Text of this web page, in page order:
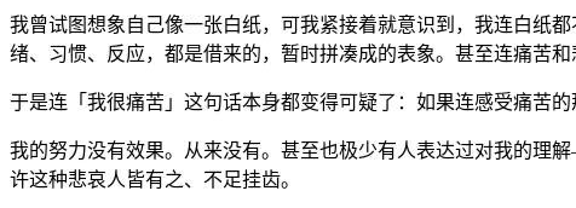
我曾试图想象自己像一张白纸，可我紧接着就意识到，我连白纸
绪、习惯、反应，都是借来的，暂时拼凑成的表象。甚至连痛苦和
于是连「我很痛苦」这句话本身都变得可疑了：如果连感受痛苦
我的努力没有效果。从来没有。甚至也极少有人表达过对我的理
许这种悲哀人皆有之、不足挂齿。